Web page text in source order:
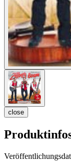
close